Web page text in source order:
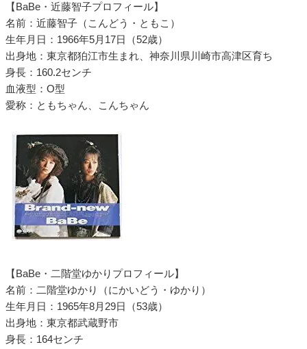
【BaBe・近藤智子プロフィール】
名前：近藤智子（こんどう・ともこ）
生年月日：1966年5月17日（52歳）
出身地：東京都狛江市生まれ、神奈川県川崎市高津区育ち
身長：160.2センチ
血液型：O型
愛称：ともちゃん、こんちゃん
【BaBe・二階堂ゆかりプロフィール】
名前：二階堂ゆかり（にかいどう・ゆかり）
生年月日：1965年8月29日（53歳）
出身地：東京都武蔵野市
身長：164センチ